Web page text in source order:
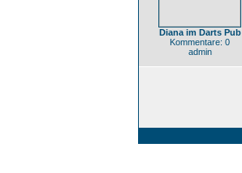
Diana im Darts Pub
Kommentare: 0
admin